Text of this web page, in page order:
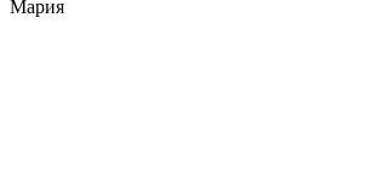
Мария